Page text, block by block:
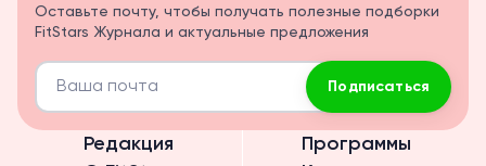
Редакция
Программы
Оставьте почту, чтобы получать полезные подборки
FitStars Журнала и актуальные предложения
Подписаться